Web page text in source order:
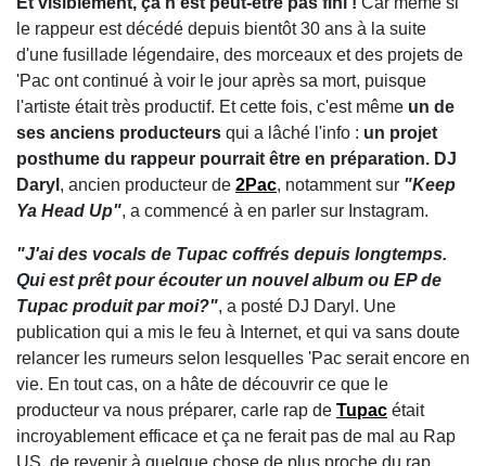
le rappeur est décédé depuis bientôt 30 ans à la suite
d'une fusillade légendaire, des morceaux et des projets de
'Pac ont continué à voir le jour après sa mort, puisque
l'artiste était très productif. Et cette fois, c'est même un de
ses anciens producteurs qui a lâché l'info : un projet
posthume du rappeur pourrait être en préparation. DJ
Daryl , ancien producteur de 2Pac, notamment sur "Keep
Ya Head Up", a commencé à en parler sur Instagram.
"J'ai des vocals de Tupac coffrés depuis longtemps.
Qui est prêt pour écouter un nouvel album ou EP de
Tupac produit par moi?", a posté DJ Daryl. Une
publication qui a mis le feu à Internet, et qui va sans doute
relancer les rumeurs selon lesquelles 'Pac serait encore en
vie. En tout cas, on a hâte de découvrir ce que le
producteur va nous préparer, carle rap de Tupac était
incroyablement efficace et ça ne ferait pas de mal au Rap